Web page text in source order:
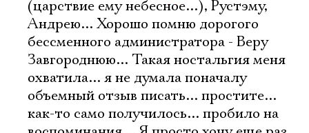
(царствие ему небесное...), Рустэму,
Андрею... Хорошо помню дорогого
бессменного администратора - Веру
Завгороднюю... Такая ностальгия меня
охватила... я не думала поначалу
объемный отзыв писать... простите...
как-то само получилось... пробило на